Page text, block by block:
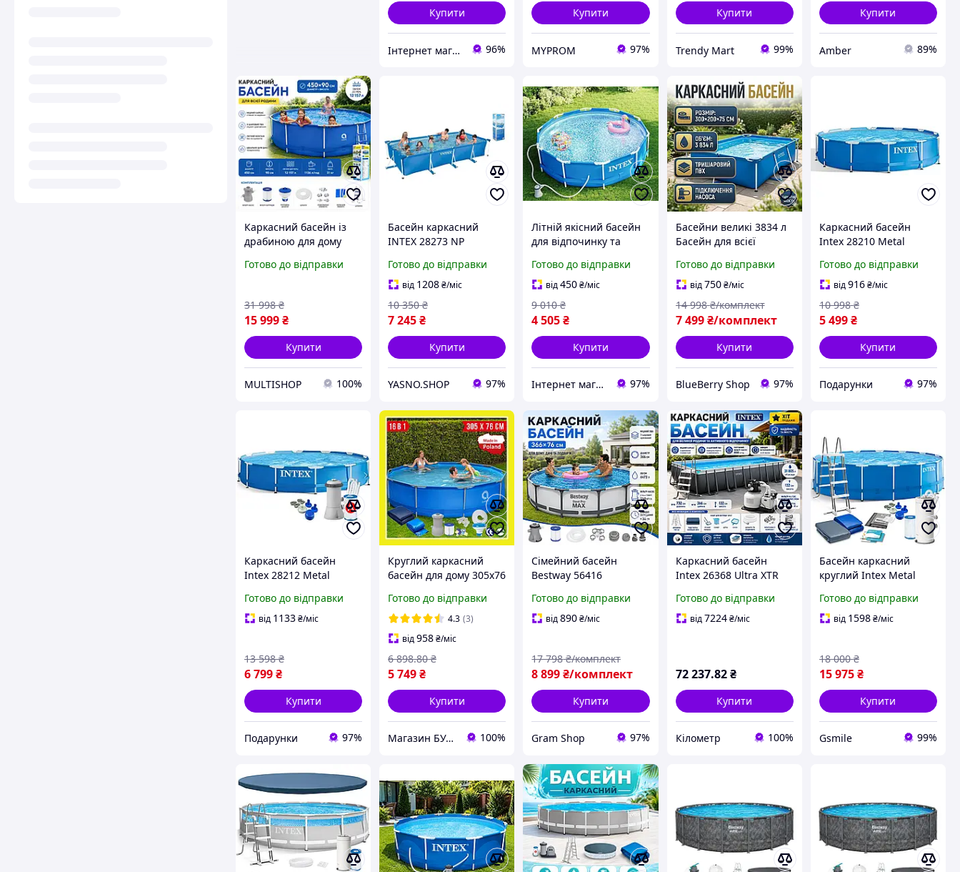
Купити
Інтернет магазин «Tehnos» 🛒 Найкращі ціни! 💯 Швидка відправка! 🚀 96%
Купити
MYPROM 97%
Купити
Trendy Mart 99%
Купити
Amber 89%
Каркасний басейн із
драбиною для дому
повним комплектом
Готово до відправки
15 999₴
31 998 ₴
Купити
MULTISHOP 100%
Басейн каркасний
INTEX 28273 NP
всієї родини
450х220х84 см, 7127 л.
Готово до відправки
від 1208₴/міс
7 245₴
10 350 ₴
Купити
YASNO.SHOP 97%
Літній якісний басейн
для відпочинку та
каркасний великий
басейн для дому у
Готово до відправки
від450₴/міс
4 505₴
9 010 ₴
Купити
Інтернет магазин "Eleven" 97%
Басейни великі 3834 л
Басейн для всієї
каркасний басейн)
Мобільні басейни
дачі)
Готово до відправки
від750 ₴/міс
7 499 ₴/комплект
14 998 ₴/комплект
Купити
BlueBerry Shop 97%
Каркасний басейн
Intex 28210 Metal
Великий круглий
сімейний басейн
Готово до відправки
від916₴/міс
5 499₴
10 998 ₴
Купити
Подарунки 97%
Каркасний басейн
Intex 28212 Metal
Великий сімейний
басейн з фільтр-
Готово до відправки
від 1133₴/міс
6 799₴
13 598 ₴
Купити
Подарунки 97%
Круглий каркасний
басейн для дому 305х76
садову ділянку Великий
басейн для всієї
родини DL
Готово до відправки
4.3 (3)
від958₴/міс
5 749₴
6 898.80 ₴
Купити
Магазин БУДИНОК КОМФОРТУ 100%
Сімейний басейн
Bestway 56416
фільтр насосом
великий круглий
Готово до відправки
від890₴/міс
8 899₴/комплект
17 798 ₴/комплект
Купити
Gram Shop 97%
Каркасний басейн
Intex 26368 Ultra XTR
31 805 л) із пісочним
фільтром-
Готово до відправки
від7224 ₴/міс
72 237.82 ₴
Купити
Кілометр 100%
Басейн каркасний
круглий Intex Metal
для саду та дачі
457х122 см повна
Готово до відправки
від 1598₴/міс
15 975₴
18 000 ₴
Купити
Gsmile 99%